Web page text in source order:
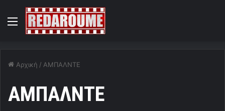
Menu
Αρχική / ΑΜΠΑΛΝΤΕ
ΑΜΠΑΛΝΤΕ